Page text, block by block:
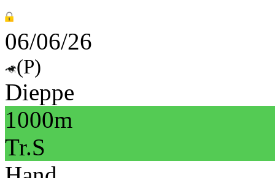
06/06/26
(P)
Dieppe
1000m
Tr.S